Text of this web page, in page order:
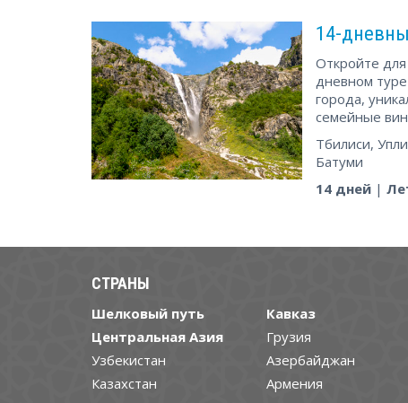
14-
Откройте
дневном
города,
семейные
Тбилиси,
Батуми
14 дней |
СТРАНЫ
Шелковый путь
Центральная Азия
Узбекистан
Казахстан
Кавказ
Грузия
Азербайджан
Армения